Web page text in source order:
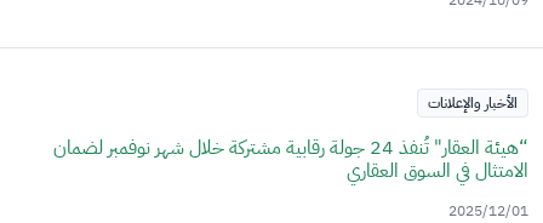
الأخبار والإعلانات
“هيئة العقار" تُنفذ 24 جولة رقابية مشتركة خلال شهر نوفمبر لضمان
الامتثال في السوق العقاري
2025/12/01